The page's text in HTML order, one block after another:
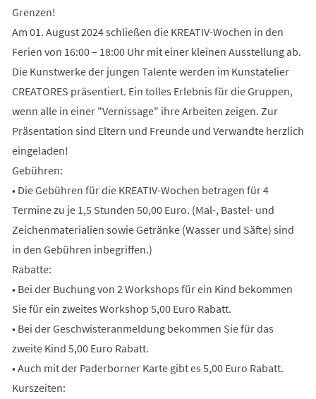
Grenzen!
Am 01. August 2024 schließen die KREATIV-Wochen in den
Ferien von 16:00 – 18:00 Uhr mit einer kleinen Ausstellung ab.
Die Kunstwerke der jungen Talente werden im Kunstatelier
CREATORES präsentiert. Ein tolles Erlebnis für die Gruppen,
wenn alle in einer "Vernissage" ihre Arbeiten zeigen. Zur
Präsentation sind Eltern und Freunde und Verwandte herzlich
eingeladen!
Gebühren:
• Die Gebühren für die KREATIV-Wochen betragen für 4
Termine zu je 1,5 Stunden 50,00 Euro. (Mal-, Bastel- und
Zeichenmaterialien sowie Getränke (Wasser und Säfte) sind
in den Gebühren inbegriffen.)
Rabatte:
• Bei der Buchung von 2 Workshops für ein Kind bekommen
Sie für ein zweites Workshop 5,00 Euro Rabatt.
• Bei der Geschwisteranmeldung bekommen Sie für das
zweite Kind 5,00 Euro Rabatt.
• Auch mit der Paderborner Karte gibt es 5,00 Euro Rabatt.
Kurszeiten: